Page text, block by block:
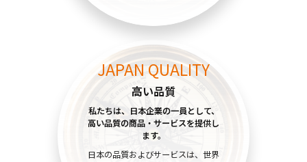
JAPAN QUALITY
高い品質
私たちは、日本企業の一員として、
高い品質の商品・サービスを提供し
ます。
日本の品質およびサービスは、世界